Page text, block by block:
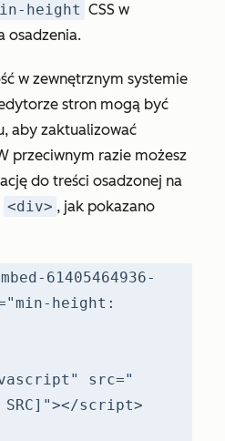
height CSS w
osadzenia.
w zewnętrznym systemie
stron mogą być
aby zaktualizować
przeciwnym razie możesz
do treści osadzonej na
<div> , jak pokazano
61405464936-
height:
src="
SRC]"></script>